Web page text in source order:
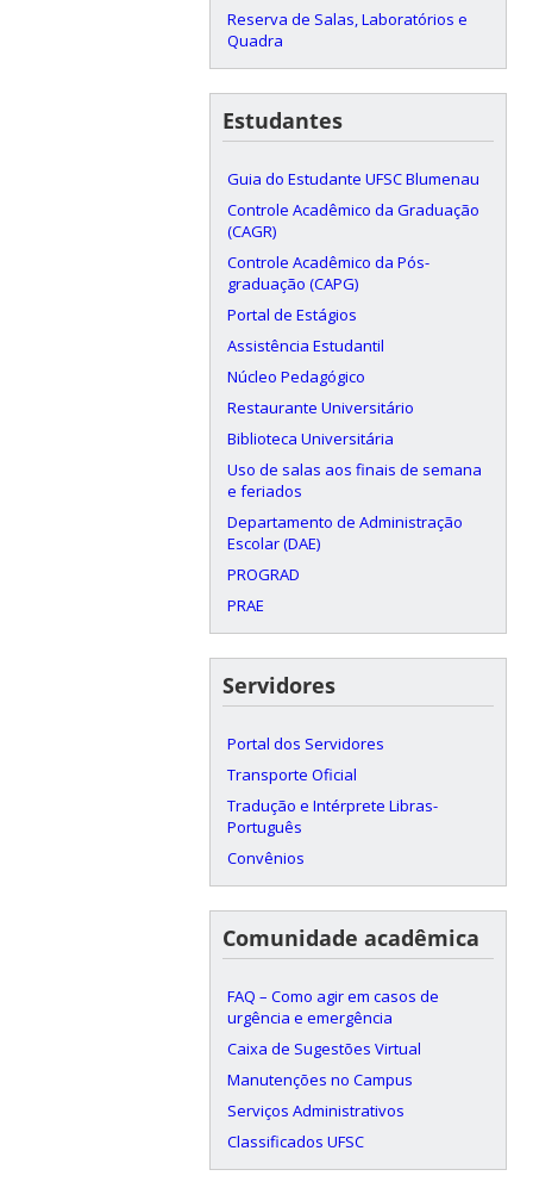
Reserva de Salas, Laboratórios e
Quadra
Estudantes
Guia do Estudante UFSC Blumenau
Controle Acadêmico da Graduação
(CAGR)
Controle Acadêmico da Pós-
graduação (CAPG)
Portal de Estágios
Assistência Estudantil
Núcleo Pedagógico
Restaurante Universitário
Biblioteca Universitária
Uso de salas aos finais de semana
e feriados
Departamento de Administração
Escolar (DAE)
PROGRAD
PRAE
Servidores
Portal dos Servidores
Transporte Oficial
Tradução e Intérprete Libras-
Português
Convênios
Comunidade acadêmica
FAQ – Como agir em casos de
urgência e emergência
Caixa de Sugestões Virtual
Manutenções no Campus
Serviços Administrativos
Classificados UFSC